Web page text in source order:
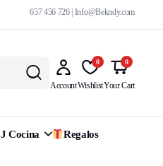
657 456 726 | Info@Bekndy.com
Account
0
Wishlist
0
Your Cart
J Cocina Regalos